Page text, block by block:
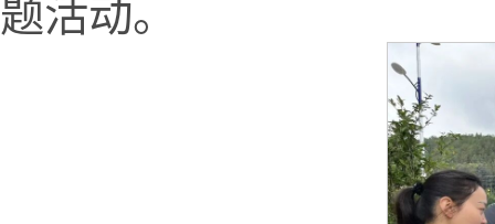
题活动。